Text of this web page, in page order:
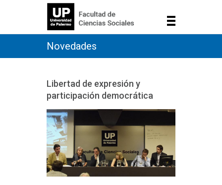
Novedades
Libertad de expresión y
participación democrática